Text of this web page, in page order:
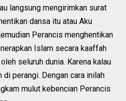
langsung mengirimkan surat
dansa itu atau Aku
Perancis menghentikan
Islam secara kaaffah
seluruh dunia. Karena kalau
di perangi. Dengan cara inilah
mulut kebencian Perancis